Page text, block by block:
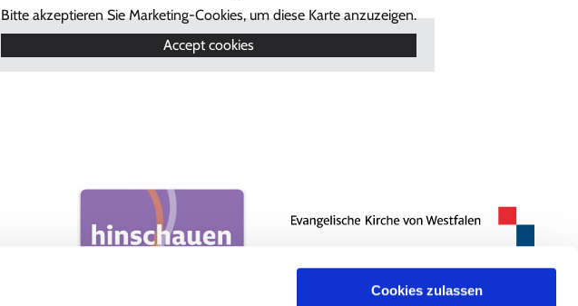
Cookies zulassen
Bitte akzeptieren Sie Marketing-Cookies, um diese Karte anzuzeigen.
Accept cookies